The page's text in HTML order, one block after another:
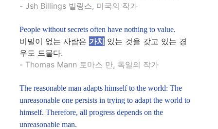
- Jsh Billings 빌링스, 미국의 작가
People without secrets often have nothing to value.
비밀이 없는 사람은 가치 있는 것을 갖고 있는 경
우도 드물다.
- Thomas Mann 토마스 만, 독일의 작가
The reasonable man adapts himself to the world: The
unreasonable one persists in trying to adapt the world to
himself. Therefore, all progress depends on the
unreasonable man.